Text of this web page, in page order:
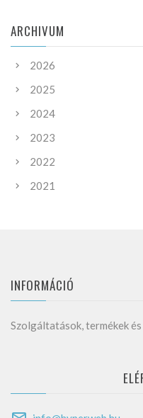
ARCHIVUM
2026
2025
2024
2023
2022
2021
INFORMÁCIÓ
Szolgáltatások, termékek